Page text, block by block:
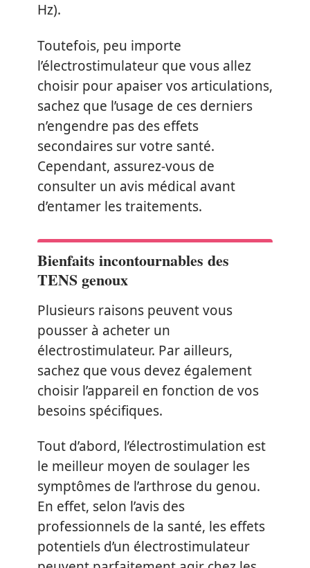
Hz).
Toutefois, peu importe
l’électrostimulateur que vous allez
choisir pour apaiser vos articulations,
sachez que l’usage de ces derniers
n’engendre pas des effets
secondaires sur votre santé.
Cependant, assurez-vous de
consulter un avis médical avant
d’entamer les traitements.
Bienfaits incontournables des
TENS genoux
Plusieurs raisons peuvent vous
pousser à acheter un
électrostimulateur. Par ailleurs,
sachez que vous devez également
choisir l’appareil en fonction de vos
besoins spécifiques.
Tout d’abord, l’électrostimulation est
le meilleur moyen de soulager les
symptômes de l’arthrose du genou.
En effet, selon l’avis des
professionnels de la santé, les effets
potentiels d’un électrostimulateur